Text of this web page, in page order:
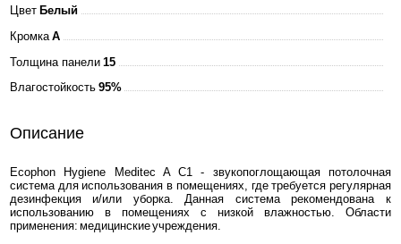
Цвет Белый
Кромка A
Толщина панели 15
Влагостойкость 95%
Описание
Ecophon Hygiene Meditec A C1 - звукопоглощающая потолочная
система для использования в помещениях, где требуется регулярная
дезинфекция и/или уборка. Данная система рекомендована к
использованию в помещениях с низкой влажностью. Области
применения: медицинские учреждения.